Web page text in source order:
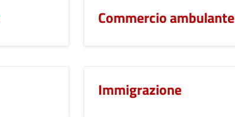
Commercio ambulante
Immigrazione